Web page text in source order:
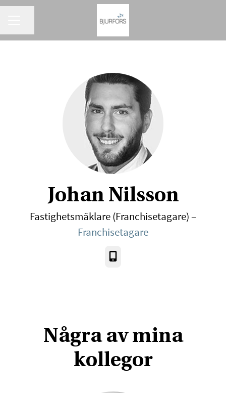
Johan Nilsson
Fastighetsmäklare (Franchisetagare) –
Franchisetagare
Telefon
Några av mina
kollegor